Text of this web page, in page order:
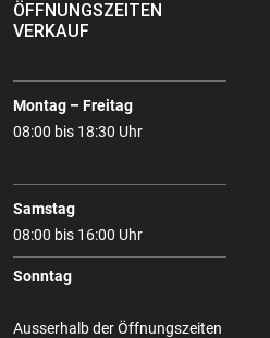
ÖFFNUNGSZEITEN
VERKAUF
Montag – Freitag
08:00 bis 18:30 Uhr
Samstag
08:00 bis 16:00 Uhr
Sonntag
Ausserhalb der Öffnungszeiten